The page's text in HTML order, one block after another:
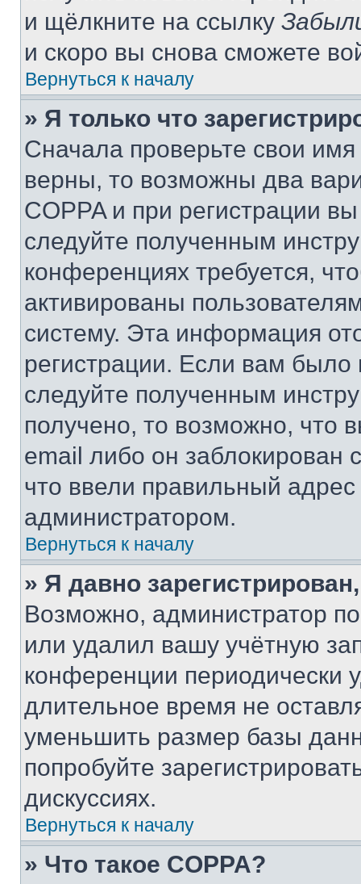
и щёлкните на ссылку
и скоро вы снова сможете
Вернуться к началу
» Я только что
Сначала проверьте свои
верны, то возможны два
COPPA и при регистрации
следуйте полученным
конференциях требуется,
активированы
систему. Эта информация
регистрации. Если вам
следуйте полученным
получено, то возможно, что
email либо он
что ввели правильный адрес
администратором.
Вернуться к началу
» Я давно
Возможно, администратор
или удалил вашу учётную
конференции периодически
длительное время не
уменьшить размер базы
попробуйте
дискуссиях.
Вернуться к началу
» Что такое COPPA?